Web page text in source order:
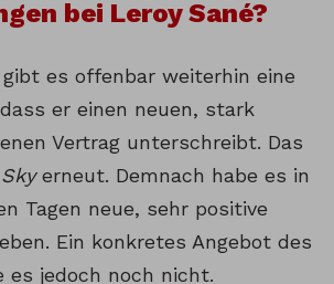
bei Leroy Sané?
gibt es offenbar weiterhin eine
er einen neuen, stark
Vertrag unterschreibt. Das
Skyerneut. Demnach habe es in
Tagen neue, sehr positive
Ein konkretes Angebot des
es jedoch noch nicht.